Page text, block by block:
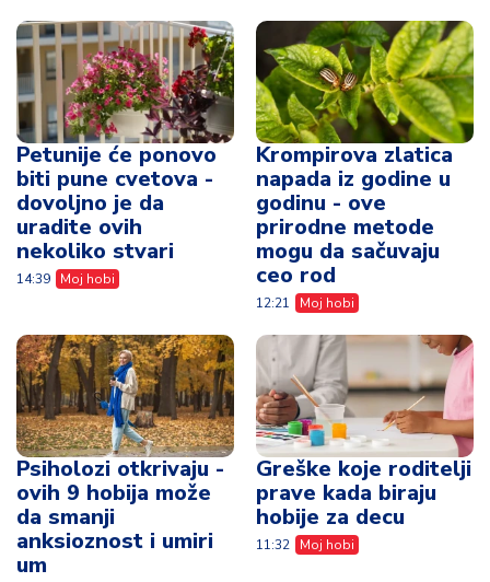
Petunije će ponovo
biti pune cvetova -
dovoljno je da
uradite ovih
nekoliko stvari
14:39 Moj hobi
Krompirova zlatica
napada iz godine u
godinu - ove
prirodne metode
mogu da sačuvaju
ceo rod
12:21 Moj hobi
Psiholozi otkrivaju -
ovih 9 hobija može
da smanji
anksioznost i umiri
um
Greške koje roditelji
prave kada biraju
hobije za decu
11:32 Moj hobi